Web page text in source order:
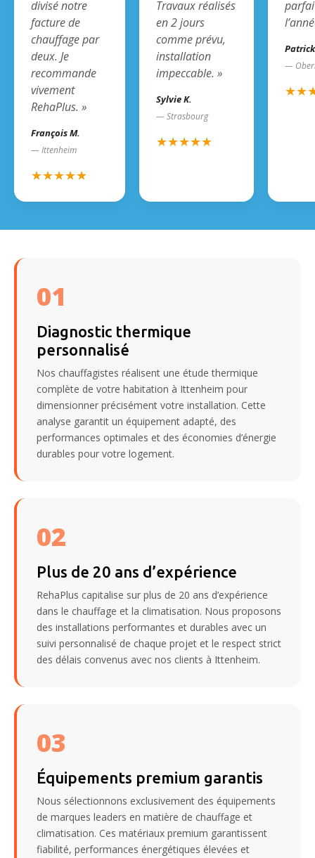
divisé notre
facture de
chauffage par
deux. Je
recommande
vivement
RehaPlus. »
François M.
— Ittenheim
★★★★★
Travaux réalisés
en 2 jours
comme prévu,
installation
impeccable. »
Sylvie K.
— Strasbourg
★★★★★
—
01
Diagnostic thermique
personnalisé
Nos chauffagistes réalisent une étude thermique
complète de votre habitation à Ittenheim pour
dimensionner précisément votre installation. Cette
analyse garantit un équipement adapté, des
performances optimales et des économies d’énergie
durables pour votre logement.
02
Plus de 20 ans d’expérience
RehaPlus capitalise sur plus de 20 ans d’expérience
dans le chauffage et la climatisation. Nous proposons
des installations performantes et durables avec un
suivi personnalisé de chaque projet et le respect strict
des délais convenus avec nos clients à Ittenheim.
03
Équipements premium garantis
Nous sélectionnons exclusivement des équipements
de marques leaders en matière de chauffage et
climatisation. Ces matériaux premium garantissent
fiabilité, performances énergétiques élevées et